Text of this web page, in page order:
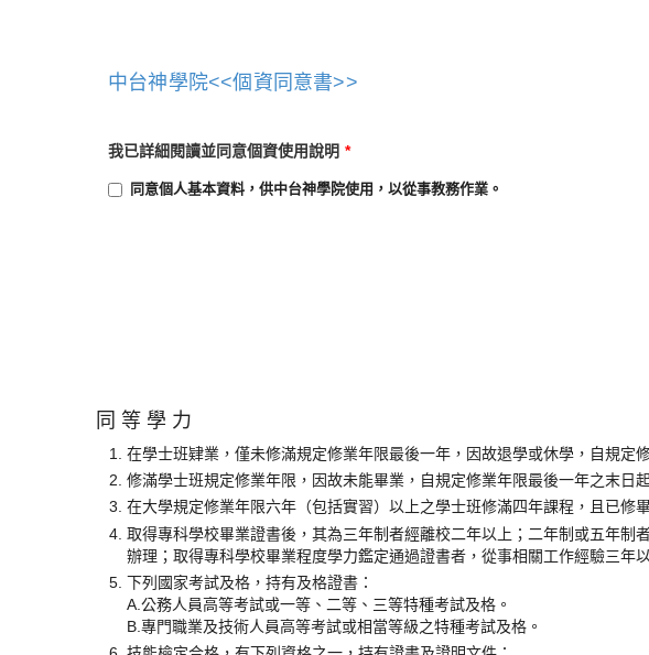
中台神學院<<個資同意書>>
我已詳細閱讀並同意個資使用說明 *
同意個人基本資料，供中台神學院使用，以從事教務作業。
同 等 學 力
在學士班肄業，僅未修滿規定修業年限最後一年，因故退學或休學，自規定
修滿學士班規定修業年限，因故未能畢業，自規定修業年限最後一年之末日
在大學規定修業年限六年（包括實習）以上之學士班修滿四年課程，且已修
取得專科學校畢業證書後，其為三年制者經離校二年以上；二年制或五年
辦理；取得專科學校畢業程度學力鑑定通過證書者，從事相關工作經驗三年
下列國家考試及格，持有及格證書：
A.公務人員高等考試或一等、二等、三等特種考試及格。
B.專門職業及技術人員高等考試或相當等級之特種考試及格。